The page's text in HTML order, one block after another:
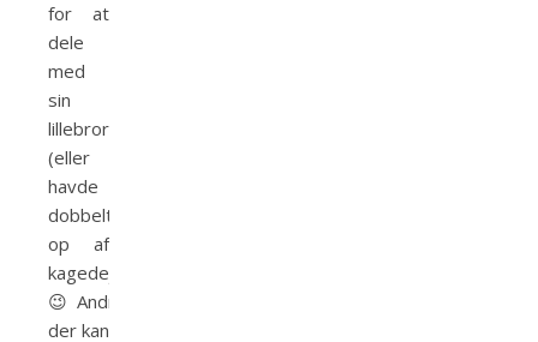
for at
dele
med
sin
lillebror
(eller
havde
dobbelt
op af
kagedej)
😉 Andre
der kan